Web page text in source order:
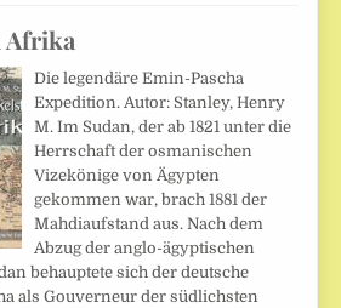
Afrika
Die legendäre Emin-Pascha
Expedition. Autor: Stanley, Henry
M. Im Sudan, der ab 1821 unter die
Herrschaft der osmanischen
Vizekönige von Ägypten
gekommen war, brach 1881 der
Mahdiaufstand aus. Nach dem
Abzug der anglo-ägyptischen
behauptete sich der deutsche
als Gouverneur der südlichsten